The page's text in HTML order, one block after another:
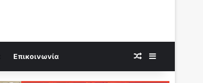
Επικοινωνία Random Article